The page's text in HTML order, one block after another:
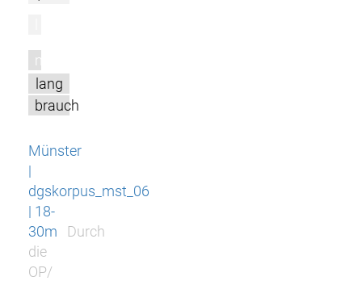
m
lang
brauch
Münster
|
dgskorpus_mst_06
| 18-
30m
Durch
die
OP/